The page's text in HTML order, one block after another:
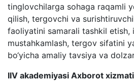
tinglovchilarga sohaga raqamli
qilish, tergovchi va
faoliyatini samarali tashkil
mustahkamlash, tergov sifatini
bo‘yicha amaliy tavsiya va
IIV akademiyasi Axborot xizmati